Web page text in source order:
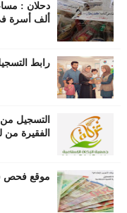
ألف أسرة
رابط التسجيل
التسجيل
الفقيرة من
موقع فحص